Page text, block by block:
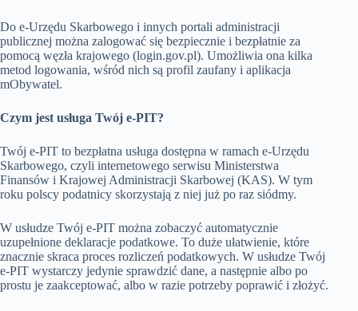
Do e-Urzędu Skarbowego i innych portali administracji
publicznej można zalogować się bezpiecznie i bezpłatnie za
pomocą węzła krajowego (login.gov.pl). Umożliwia ona kilka
metod logowania, wśród nich są profil zaufany i aplikacja
mObywatel.
Czym jest usługa Twój e-PIT?
Twój e-PIT to bezpłatna usługa dostępna w ramach e-Urzędu
Skarbowego, czyli internetowego serwisu Ministerstwa
Finansów i Krajowej Administracji Skarbowej (KAS). W tym
roku polscy podatnicy skorzystają z niej już po raz siódmy.
W usłudze Twój e-PIT można zobaczyć automatycznie
uzupełnione deklaracje podatkowe. To duże ułatwienie, które
znacznie skraca proces rozliczeń podatkowych. W usłudze Twój
e-PIT wystarczy jedynie sprawdzić dane, a następnie albo po
prostu je zaakceptować, albo w razie potrzeby poprawić i złożyć.